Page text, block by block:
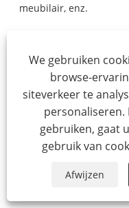
meubilair, enz.
Kookfunctie: pas de
basis van de
multifunctioneel
enz., om de
verbeteren.
Servicefunctie:
betaalterminal,
eetervaring van de
We gebruiken
browse-
siteverkeer te
personaliseren.
gebruiken, gaat
gebruik van
Afwijzen